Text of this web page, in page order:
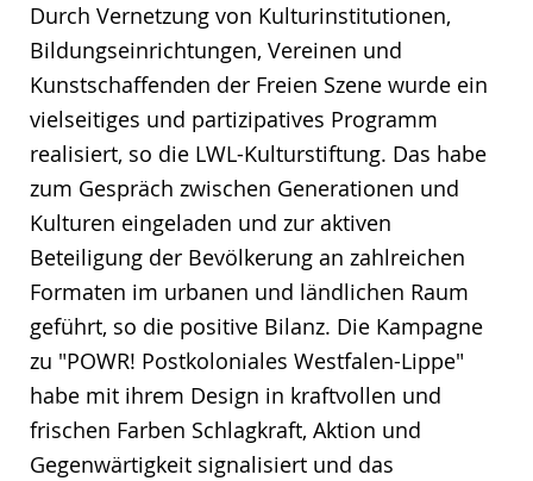
Durch Vernetzung von Kulturinstitutionen,
Bildungseinrichtungen, Vereinen und
Kunstschaffenden der Freien Szene wurde ein
vielseitiges und partizipatives Programm
realisiert, so die LWL-Kulturstiftung. Das habe
zum Gespräch zwischen Generationen und
Kulturen eingeladen und zur aktiven
Beteiligung der Bevölkerung an zahlreichen
Formaten im urbanen und ländlichen Raum
geführt, so die positive Bilanz. Die Kampagne
zu "POWR! Postkoloniales Westfalen-Lippe"
habe mit ihrem Design in kraftvollen und
frischen Farben Schlagkraft, Aktion und
Gegenwärtigkeit signalisiert und das